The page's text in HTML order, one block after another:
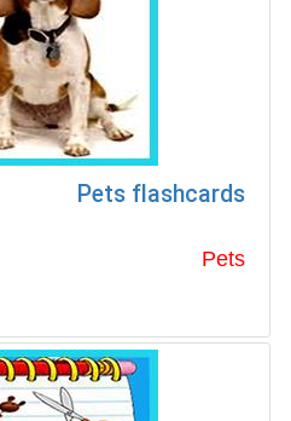
Pets flashcards
Pets